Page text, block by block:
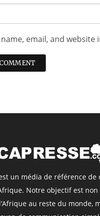
name, email, and
un média de référence de
Notre objectif est
au reste du monde,